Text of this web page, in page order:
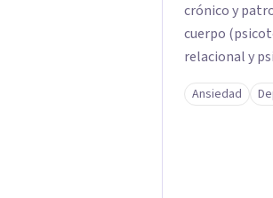
crónico y
cuerpo
relacional y
a regular tu
presente,
Ansiedad